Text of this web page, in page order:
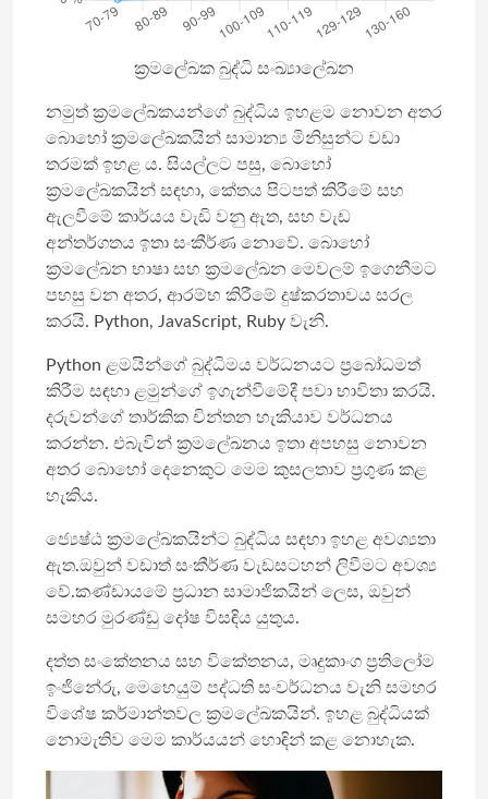
ක්‍රමලේඛක බුද්ධි සංඛ්‍යාලේඛන
නමුත් ක්‍රමලේඛකයන්ගේ බුද්ධිය ඉහළම නොවන අතර
බොහෝ ක්‍රමලේඛකයින් සාමාන්‍ය මිනිසුන්ට වඩා
තරමක් ඉහළ ය. සියල්ලට පසු, බොහෝ
ක්‍රමලේඛකයින් සඳහා, කේතය පිටපත් කිරීමේ සහ
ඇලවීමේ කාර්යය වැඩි වනු ඇත, සහ වැඩ
අන්තර්ගතය ඉතා සංකීර්ණ නොවේ. බොහෝ
ක්‍රමලේඛන භාෂා සහ ක්‍රමලේඛන මෙවලම් ඉගෙනීමට
පහසු වන අතර, ආරම්භ කිරීමේ දුෂ්කරතාවය සරල
කරයි. Python, JavaScript, Ruby වැනි.
Python ළමයින්ගේ බුද්ධිමය වර්ධනයට ප්‍රබෝධමත්
කිරීම සඳහා ළමුන්ගේ ඉගැන්වීමේදී පවා භාවිතා කරයි.
දරුවන්ගේ තාර්කික චින්තන හැකියාව වර්ධනය
කරන්න. එබැවින් ක්‍රමලේඛනය ඉතා අපහසු නොවන
අතර බොහෝ දෙනෙකුට මෙම කුසලතාව ප්‍රගුණ කළ
හැකිය.
ජ්‍යෙෂ්ඨ ක්‍රමලේඛකයින්ට බුද්ධිය සඳහා ඉහළ අවශ්‍යතා
ඇත.ඔවුන් වඩාත් සංකීර්ණ වැඩසටහන් ලිවීමට අවශ්‍ය
වේ.කණ්ඩායමේ ප්‍රධාන සාමාජිකයින් ලෙස, ඔවුන්
සමහර මුරණ්ඩු දෝෂ විසඳිය යුතුය.
දත්ත සංකේතනය සහ විකේතනය, මෘදුකාංග ප්‍රතිලෝම
ඉංජිනේරු, මෙහෙයුම් පද්ධති සංවර්ධනය වැනි සමහර
විශේෂ කර්මාන්තවල ක්‍රමලේඛකයින්. ඉහළ බුද්ධියක්
නොමැතිව මෙම කාර්යයන් හොඳින් කළ නොහැක.